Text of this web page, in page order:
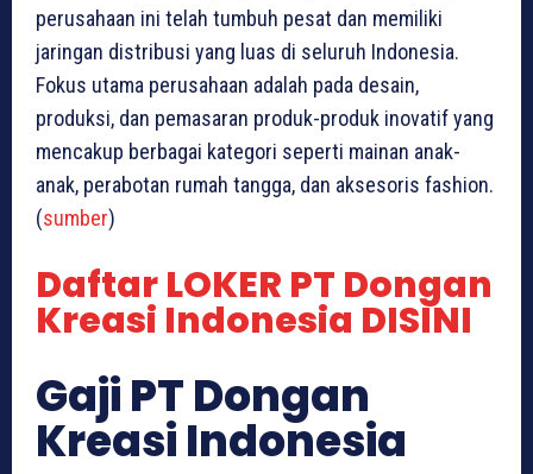
perusahaan ini telah tumbuh pesat dan memiliki
jaringan distribusi yang luas di seluruh Indonesia.
Fokus utama perusahaan adalah pada desain,
produksi, dan pemasaran produk-produk inovatif yang
mencakup berbagai kategori seperti mainan anak-
anak, perabotan rumah tangga, dan aksesoris fashion.
(sumber)
Daftar LOKER PT Dongan
Kreasi Indonesia DISINI
Gaji PT Dongan
Kreasi Indonesia